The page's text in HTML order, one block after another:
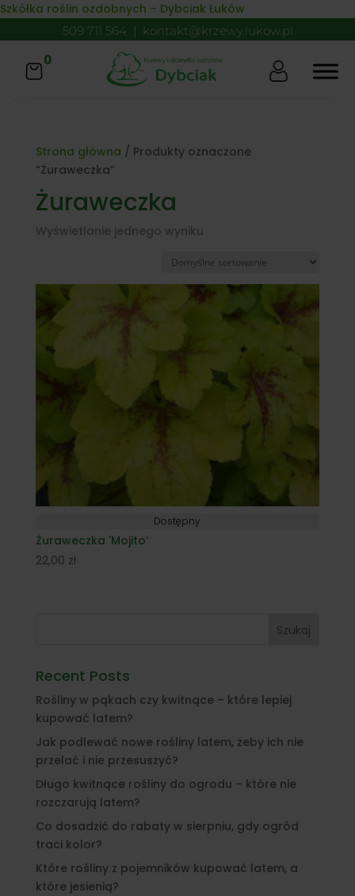
Skip to content
Szkółka roślin ozdobnych – Dybciak Łuków
509 711 564 | kontakt@krzewy.lukow.pl
0
Strona główna / Produkty oznaczone
“Żuraweczka”
Żuraweczka
Wyświetlanie jednego wyniku
Dostępny
Żuraweczka 'Mojito’
22,00 zł
Szukaj
Recent Posts
Rośliny w pąkach czy kwitnące – które lepiej
kupować latem?
Jak podlewać nowe rośliny latem, żeby ich nie
przelać i nie przesuszyć?
Długo kwitnące rośliny do ogrodu – które nie
rozczarują latem?
Co dosadzić do rabaty w sierpniu, gdy ogród
traci kolor?
Które rośliny z pojemników kupować latem, a
które jesienią?